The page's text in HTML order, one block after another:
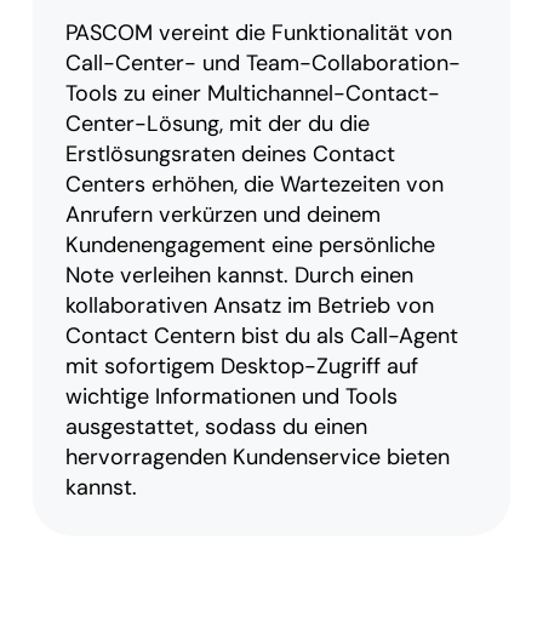
PASCOM vereint die Funktionalität von
Call-Center- und Team-Collaboration-
Tools zu einer Multichannel-Contact-
Center-Lösung, mit der du die
Erstlösungsraten deines Contact
Centers erhöhen, die Wartezeiten von
Anrufern verkürzen und deinem
Kundenengagement eine persönliche
Note verleihen kannst. Durch einen
kollaborativen Ansatz im Betrieb von
Contact Centern bist du als Call-Agent
mit sofortigem Desktop-Zugriff auf
wichtige Informationen und Tools
ausgestattet, sodass du einen
hervorragenden Kundenservice bieten
kannst.